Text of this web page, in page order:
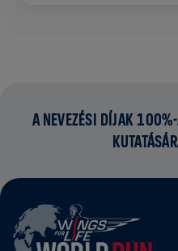
A NEVEZÉSI DÍJAK 100%-